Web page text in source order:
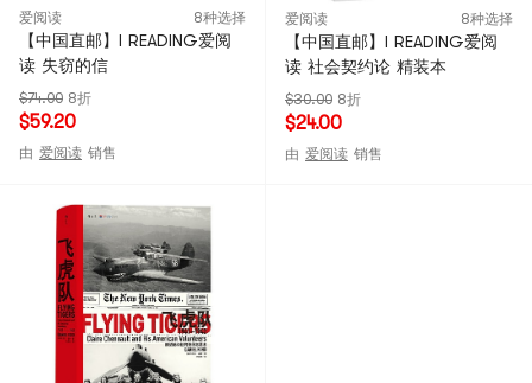
爱阅读 8种选择
【中国直邮】I READING爱阅
读 失窃的信
$74.00 8折
$59.20
由 爱阅读 销售
爱阅读 8种选择
【中国直邮】I READING爱阅
读 社会契约论 精装本
$30.00 8折
$24.00
由 爱阅读 销售